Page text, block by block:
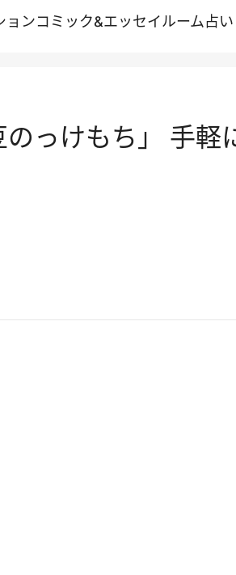
ョンコミック&エッセイルーム占い
っけもち」 手軽